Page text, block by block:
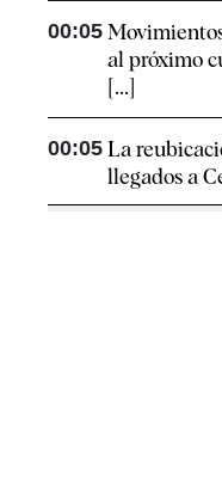
00:05
al próximo
[...]
00:05 La
llegados a